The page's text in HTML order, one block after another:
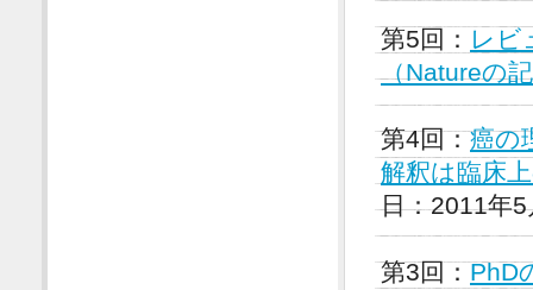
第5回： レビ
（Natureの
第4回：癌の
解釈は臨床
日：2011年5
第3回：PhD